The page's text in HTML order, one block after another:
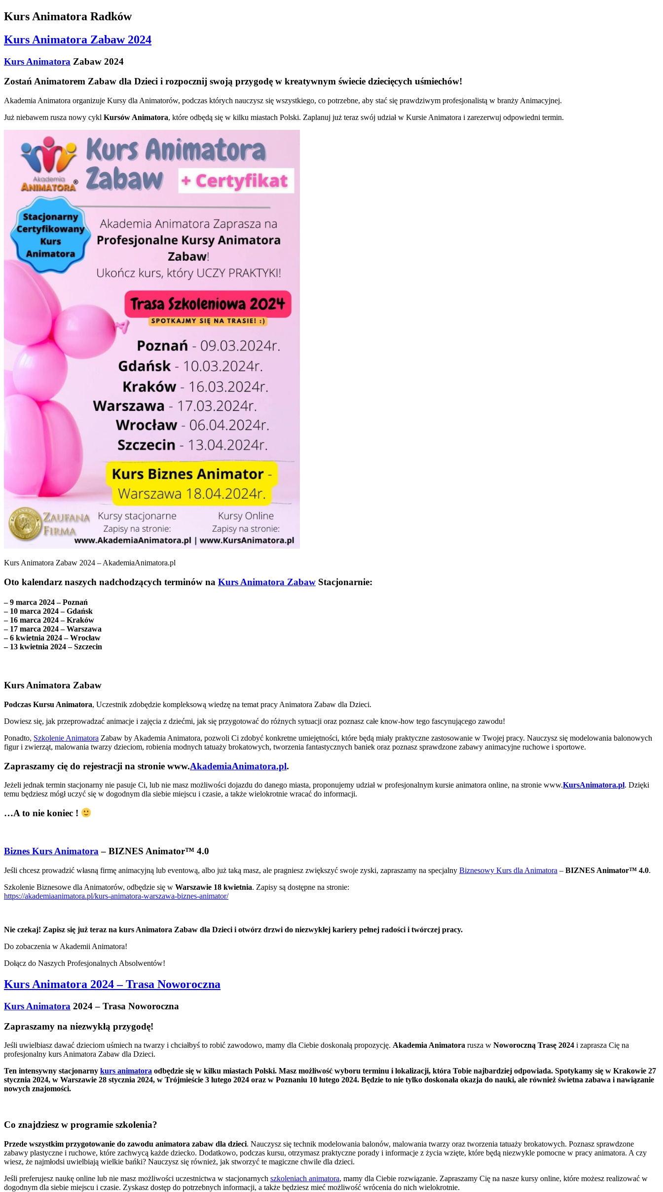
Kurs Animatora Radków
Kurs Animatora Zabaw 2024
Kurs Animatora Zabaw 2024
Zostań Animatorem Zabaw dla Dzieci i rozpocznij swoją przygodę w kreatywnym świecie dziecięcych uśmiechów!
Akademia Animatora organizuje Kursy dla Animatorów, podczas których nauczysz się wszystkiego, co potrzebne, aby stać się prawdziwym profesjonalistą w branży Animacyjnej.
Już niebawem rusza nowy cykl Kursów Animatora, które odbędą się w kilku miastach Polski. Zaplanuj już teraz swój udział w Kursie Animatora i zarezerwuj odpowiedni termin.
Kurs Animatora Zabaw 2024 – AkademiaAnimatora.pl
Oto kalendarz naszych nadchodzących terminów na Kurs Animatora Zabaw Stacjonarnie:
– 9 marca 2024 – Poznań
– 10 marca 2024 – Gdańsk
– 16 marca 2024 – Kraków
– 17 marca 2024 – Warszawa
– 6 kwietnia 2024 – Wrocław
– 13 kwietnia 2024 – Szczecin
Kurs Animatora Zabaw
Podczas Kursu Animatora, Uczestnik zdobędzie kompleksową wiedzę na temat pracy Animatora Zabaw dla Dzieci.
Dowiesz się, jak przeprowadzać animacje i zajęcia z dziećmi, jak się przygotować do różnych sytuacji oraz poznasz całe know-how tego fascynującego zawodu!
Ponadto, Szkolenie Animatora Zabaw by Akademia Animatora, pozwoli Ci zdobyć konkretne umiejętności, które będą miały praktyczne zastosowanie w Twojej pracy. Nauczysz się modelowania balonowych
figur i zwierząt, malowania twarzy dzieciom, robienia modnych tatuaży brokatowych, tworzenia fantastycznych baniek oraz poznasz sprawdzone zabawy animacyjne ruchowe i sportowe.
Zapraszamy cię do rejestracji na stronie www.AkademiaAnimatora.pl.
Jeżeli jednak termin stacjonarny nie pasuje Ci, lub nie masz możliwości dojazdu do danego miasta, proponujemy udział w profesjonalnym kursie animatora online, na stronie www.KursAnimatora.pl. Dzięki
temu będziesz mógł uczyć się w dogodnym dla siebie miejscu i czasie, a także wielokrotnie wracać do informacji.
…A to nie koniec !
Biznes Kurs Animatora– BIZNES Animator™ 4.0
Jeśli chcesz prowadzić własną firmę animacyjną lub eventową, albo już taką masz, ale pragniesz zwiększyć swoje zyski, zapraszamy na specjalny Biznesowy Kurs dla Animatora – BIZNES Animator™ 4.0.
Szkolenie Biznesowe dla Animatorów, odbędzie się w Warszawie 18 kwietnia. Zapisy są dostępne na stronie:
https://akademiaanimatora.pl/kurs-animatora-warszawa-biznes-animator/
Nie czekaj! Zapisz się już teraz na kurs Animatora Zabaw dla Dzieci i otwórz drzwi do niezwykłej kariery pełnej radości i twórczej pracy.
Do zobaczenia w Akademii Animatora!
Dołącz do Naszych Profesjonalnych Absolwentów!
Kurs Animatora 2024 – Trasa Noworoczna
Kurs Animatora 2024 – Trasa Noworoczna
Zapraszamy na niezwykłą przygodę!
Jeśli uwielbiasz dawać dzieciom uśmiech na twarzy i chciałbyś to robić zawodowo, mamy dla Ciebie doskonałą propozycję. Akademia Animatora rusza w Noworoczną Trasę 2024 i zaprasza Cię na
profesjonalny kurs Animatora Zabaw dla Dzieci.
Ten intensywny stacjonarny kurs animatora odbędzie się w kilku miastach Polski. Masz możliwość wyboru terminu i lokalizacji, która Tobie najbardziej odpowiada. Spotykamy się w Krakowie 27
stycznia 2024, w Warszawie 28 stycznia 2024, w Trójmieście 3 lutego 2024 oraz w Poznaniu 10 lutego 2024. Będzie to nie tylko doskonała okazja do nauki, ale również świetna zabawa i nawiązanie
nowych znajomości.
Co znajdziesz w programie szkolenia?
Przede wszystkim przygotowanie do zawodu animatora zabaw dla dzieci. Nauczysz się technik modelowania balonów, malowania twarzy oraz tworzenia tatuaży brokatowych. Poznasz sprawdzone
zabawy plastyczne i ruchowe, które zachwycą każde dziecko. Dodatkowo, podczas kursu, otrzymasz praktyczne porady i informacje z życia wzięte, które będą niezwykle pomocne w pracy animatora. A czy
wiesz, że najmłodsi uwielbiają wielkie bańki? Nauczysz się również, jak stworzyć te magiczne chwile dla dzieci.
Jeśli preferujesz naukę online lub nie masz możliwości uczestnictwa w stacjonarnych szkoleniach animatora, mamy dla Ciebie rozwiązanie. Zapraszamy Cię na nasze kursy online, które możesz realizować w
dogodnym dla siebie miejscu i czasie. Zyskasz dostęp do potrzebnych informacji, a także będziesz mieć możliwość wrócenia do nich wielokrotnie.